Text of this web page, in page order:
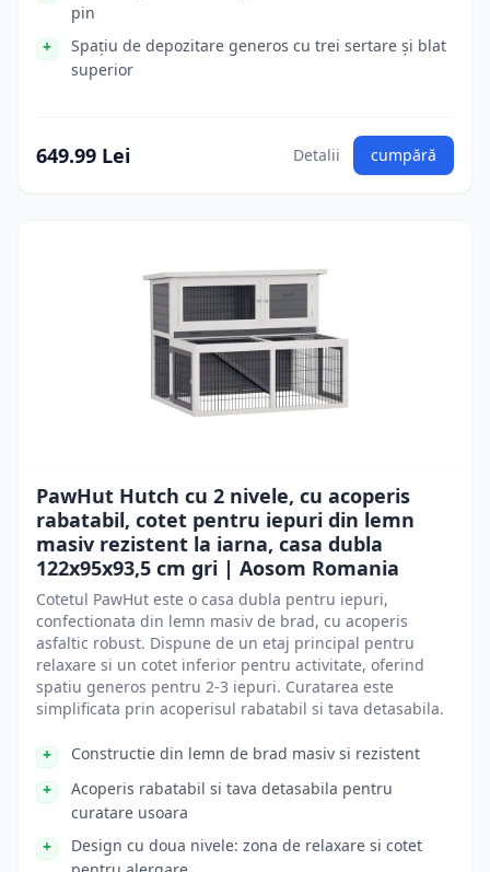
pin
Spațiu de depozitare generos cu trei sertare și blat
superior
649.99 Lei Detalii cumpără
PawHut Hutch cu 2 nivele, cu acoperis
rabatabil, cotet pentru iepuri din lemn
masiv rezistent la iarna, casa dubla
122x95x93,5 cm gri | Aosom Romania
Cotetul PawHut este o casa dubla pentru iepuri,
confectionata din lemn masiv de brad, cu acoperis
asfaltic robust. Dispune de un etaj principal pentru
relaxare si un cotet inferior pentru activitate, oferind
spatiu generos pentru 2-3 iepuri. Curatarea este
simplificata prin acoperisul rabatabil si tava detasabila.
Constructie din lemn de brad masiv si rezistent
Acoperis rabatabil si tava detasabila pentru
curatare usoara
Design cu doua nivele: zona de relaxare si cotet